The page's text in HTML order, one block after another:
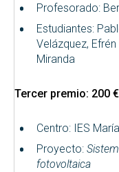
Profesorado:
Estudiantes:
Velázquez,
Miranda
Tercer premio: 200
Centro: IES
Proyecto:
fotovoltaica